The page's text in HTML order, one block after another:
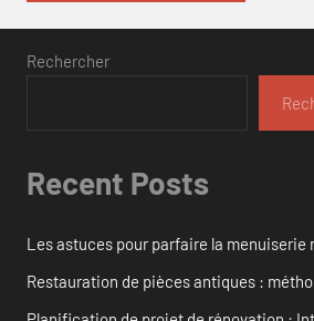
Rechercher
Recent Posts
Les astuces pour parfaire la menuiserie
Restauration de pièces antiques :